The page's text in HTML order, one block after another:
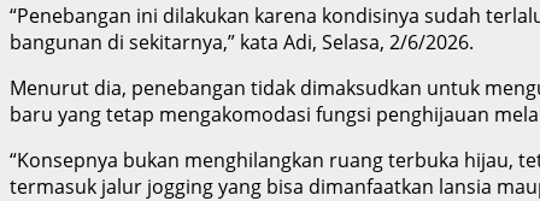
“Penebangan ini dilakukan karena kondisinya sudah
bangunan di sekitarnya,” kata Adi, Selasa, 2/6/2026.
Menurut dia, penebangan tidak dimaksudkan untuk
baru yang tetap mengakomodasi fungsi penghijauan
“Konsepnya bukan menghilangkan ruang terbuka hijau,
termasuk jalur jogging yang bisa dimanfaatkan lansia